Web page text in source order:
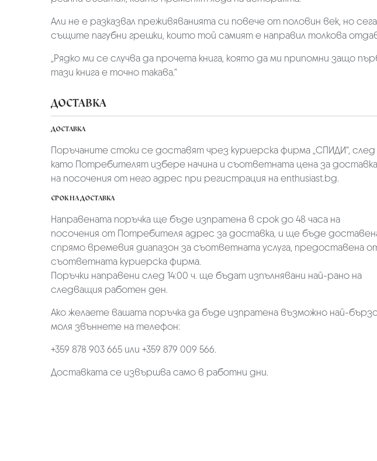
Али не е разказвал преживяванията си повече от половин век, но
същите пагубни грешки, които той самият е направил толкова
„Рядко ми се случва да прочета книга, която да ми припомни защо
тази книга е точно такава.“
ДОСТАВКА
ДОСТАВКА
Поръчаните стоки се доставят чрез куриерскa фирмa „СПИДИ“, след
като Потребителят избере начина и съответната цена за доставка
на посочения от него адрес при регистрация на enthusiast.bg.
СРОК НА ДОСТАВКА
Направената поръчка ще бъде изпратена в срок до 48 часа на
посочения от Потребителя адрес за доставка, и ще бъде
спрямо времевия диапазон за съответната услуга, предоставена
съответната куриерска фирма.
Поръчки направени след 14:00 ч. ще бъдат изпълнявани най-рано на
следващия работен ден.
Ако желаете вашата поръчка да бъде изпратена възможно най-
моля звъннете на телефон:
+359 878 903 665 или +359 879 009 566.
Доставката се извършва само в работни дни.